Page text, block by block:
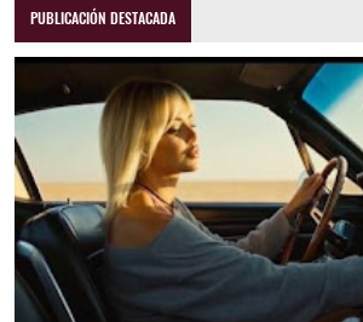
PUBLICACIÓN DESTACADA